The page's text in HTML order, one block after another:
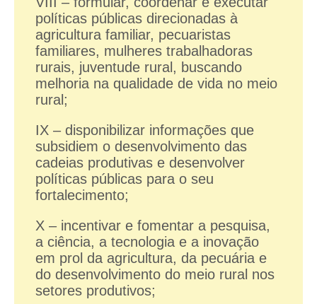
políticas públicas direcionadas à
agricultura familiar, pecuaristas
familiares, mulheres trabalhadoras
rurais, juventude rural, buscando
melhoria na qualidade de vida no meio
rural;
IX – disponibilizar informações que
subsidiem o desenvolvimento das
cadeias produtivas e desenvolver
políticas públicas para o seu
fortalecimento;
X – incentivar e fomentar a pesquisa,
a ciência, a tecnologia e a inovação
em prol da agricultura, da pecuária e
do desenvolvimento do meio rural nos
setores produtivos;